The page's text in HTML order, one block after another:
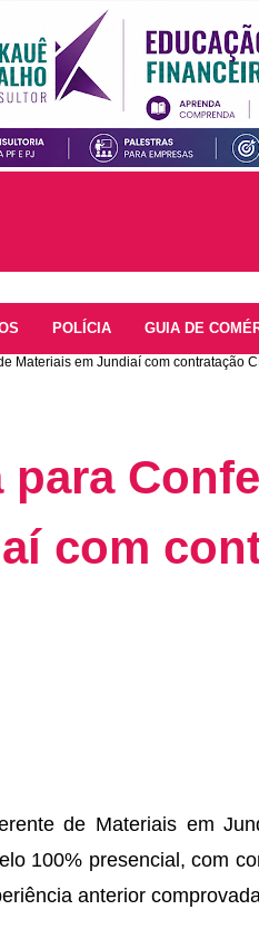
POLÍCIA GUIA DE
Materiais em Jundiaí com contratação
com
de Materiais em
100% presencial, com
anterior